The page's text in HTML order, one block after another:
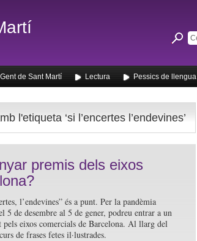
Gent de Sant Martí Lectura Pessics de llengua
l'etiqueta ‘si l’encertes l’endevines’
premis dels eixos
l’endevines” és a punt. Per la pandèmia
5 de desembre al 5 de gener, podreu entrar a un
eixos comercials de Barcelona. Al llarg del
de frases fetes il·lustrades.